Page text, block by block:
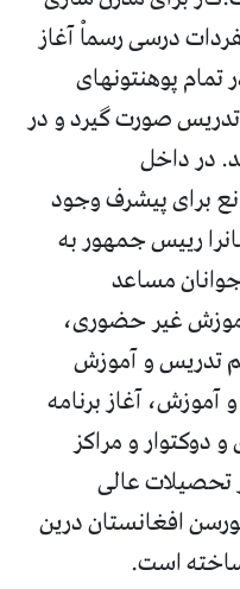
درسی رسماْ آغاز
پوهنتونهای
تدریس صورت گیرد و در
در داخل
برای پیشرف وجود
رییس جمهور به
مساعد
غیر حضوری،
تدریس و آموزش
آغاز برنامه
دوکتوار و مراکز
تحصیلات عالی
افغانستان درین
است.